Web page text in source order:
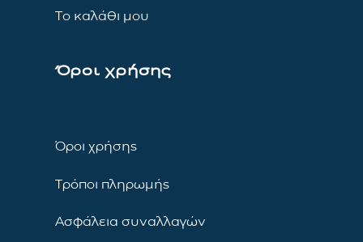
Το καλάθι μου
Όροι χρήσης
Όροι χρήσης
Τρόποι πληρωμής
Ασφάλεια συναλλαγών